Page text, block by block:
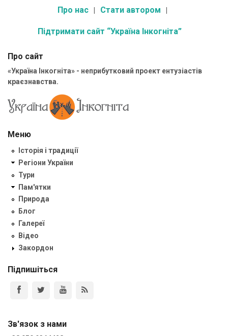
Про нас Стати автором
Підтримати сайт “Україна Інкогніта”
Про сайт
«Україна Інкогніта» - неприбутковий проект ентузіастів
краєзнавства.
Меню
Історія і традиції
Регіони України
Тури
Пам'ятки
Природа
Блог
Галереї
Відео
Закордон
Підпишіться
Зв'язок з нами